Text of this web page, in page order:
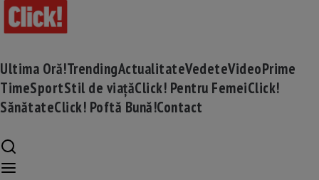
Ultima Oră!TrendingActualitateVedeteVideoPrime
TimeSportStil de viațăClick! Pentru FemeiClick!
SănătateClick! Poftă Bună!Contact